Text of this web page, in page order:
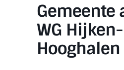
Gemeente
WG Hijken-
Hooghalen